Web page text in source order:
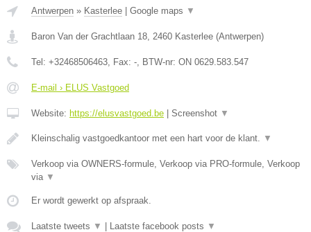
Antwerpen » Kasterlee Google maps ▼
Baron Van der Grachtlaan 18, 2460 Kasterlee (Antwerpen)
Tel: +32468506463, Fax: -, BTW-nr: ON 0629.583.547
E-mail › ELUS Vastgoed
Website: https://elusvastgoed.be Screenshot ▼
Kleinschalig vastgoedkantoor met een hart voor de klant. ▼
Verkoop via OWNERS-formule, Verkoop via PRO-formule, Verkoop
via ▼
Er wordt gewerkt op afspraak.
Laatste tweets ▼ Laatste facebook posts ▼